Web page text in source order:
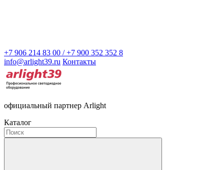
+7 906 214 83 00 / +7 900 352 352 8
info@arlight39.ru Контакты
официальный партнер Arlight
Каталог